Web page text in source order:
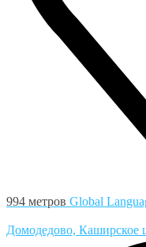
994 метров Global
Домодедово, Каширское